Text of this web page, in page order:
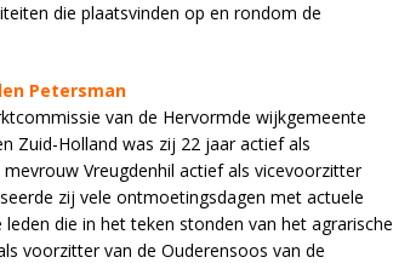
die plaatsvinden op en rondom de
Petersman
van de Hervormde wijkgemeente
Zuid-Holland was zij 22 jaar actief als
Vreugdenhil actief als vicevoorzitter
zij vele ontmoetingsdagen met actuele
die in het teken stonden van het agrarische
voorzitter van de Ouderensoos van de